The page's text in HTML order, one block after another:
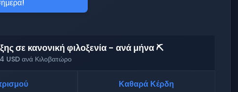
σε κανονική φιλοξενία - ανά μήνα ⛏️
USD ανά Κιλοβατώρο
Καθαρά Κέρδη